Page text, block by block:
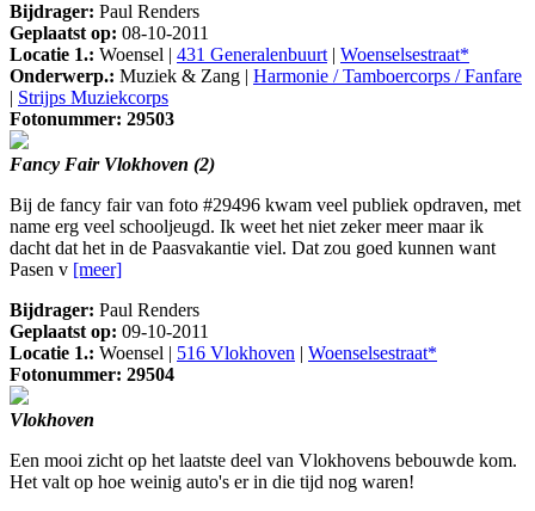
Bijdrager: Paul Renders
Geplaatst op: 08-10-2011
Locatie 1.: Woensel | 431 Generalenbuurt | Woenselsestraat*
Onderwerp.: Muziek & Zang | Harmonie / Tamboercorps / Fanfare
| Strijps Muziekcorps
Fotonummer: 29503
Fancy Fair Vlokhoven (2)
Bij de fancy fair van foto #29496 kwam veel publiek opdraven, met
name erg veel schooljeugd. Ik weet het niet zeker meer maar ik
dacht dat het in de Paasvakantie viel. Dat zou goed kunnen want
Pasen v [meer]
Bijdrager: Paul Renders
Geplaatst op: 09-10-2011
Locatie 1.: Woensel | 516 Vlokhoven | Woenselsestraat*
Fotonummer: 29504
Vlokhoven
Een mooi zicht op het laatste deel van Vlokhovens bebouwde kom.
Het valt op hoe weinig auto's er in die tijd nog waren!